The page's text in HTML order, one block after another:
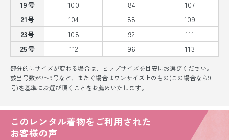
19号
100 84
107
21号
104 88
109
23号
108 92
111
25号
112 96 113
部分的にサイズが変わる場合は、ヒップサイズを目安にお選びください。
該当号数が7〜9号など、またぐ場合はワンサイズ上のもの(この場合なら9
号)を基準にお選び頂くことをお薦めいたします。
このレンタル着物をご利用された
お客様の声